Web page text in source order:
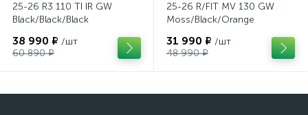
25-26 R3 110 TI IR GW
Black/Black/Black
38 990 ₽ /шт
60 890 ₽
25-26 R/FIT MV 130 GW
Moss/Black/Orange
31 990 ₽ /шт
48 990 ₽